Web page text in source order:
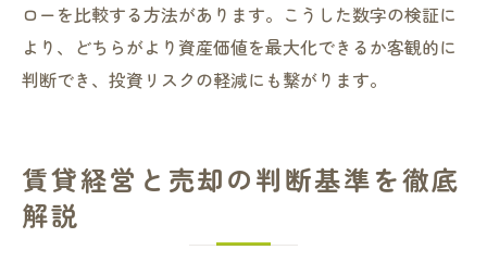
ローを比較する方法があります。こうした数字の検証に
より、どちらがより資産価値を最大化できるか客観的に
判断でき、投資リスクの軽減にも繋がります。
賃貸経営と売却の判断基準を徹底
解説